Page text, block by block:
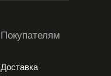
Покупателям
Доставка